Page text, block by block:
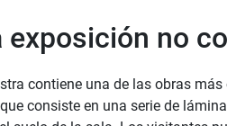
exposición no
contiene una de las obras
que consiste en una serie de